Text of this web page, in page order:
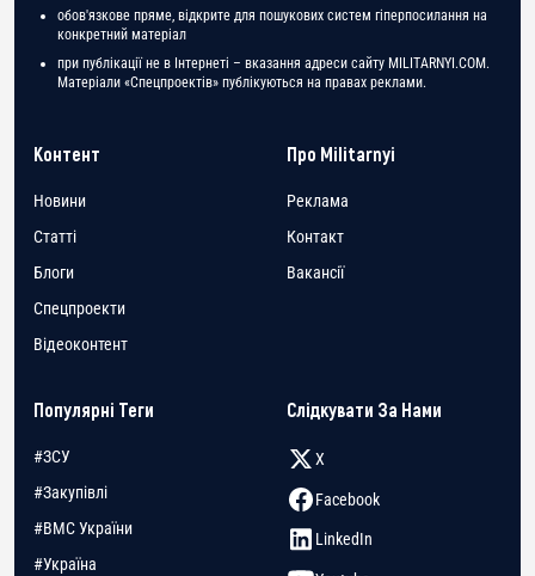
обов'язкове пряме, відкрите для пошукових систем гіперпосилання на
конкретний матеріал
при публікації не в Інтернеті – вказання адреси сайту MILITARNYI.COM.
Матеріали «Спецпроектів» публікуються на правах реклами.
Контент
Новини
Статті
Блоги
Спецпроекти
Відеоконтент
Про Militarnyi
Реклама
Контакт
Вакансії
Популярні Теги
#ЗСУ
#Закупівлі
#ВМС України
#Україна
Слідкувати За Нами
X
Facebook
LinkedIn